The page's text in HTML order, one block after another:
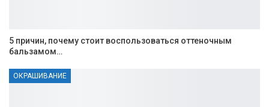
5 причин, почему стоит воспользоваться оттеночным
бальзамом…
ОКРАШИВАНИЕ